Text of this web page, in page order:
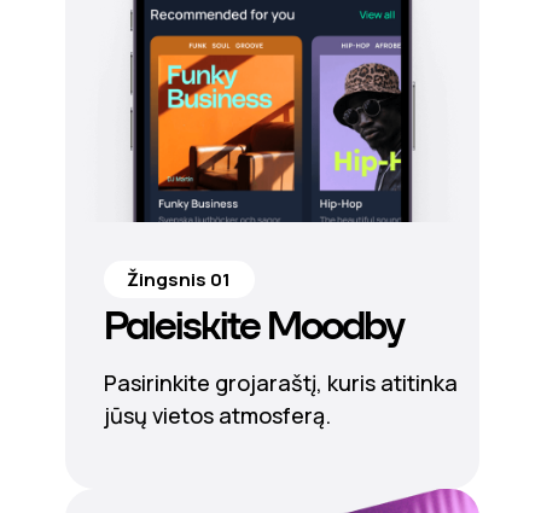
Paleiskite Moodby
Pasirinkite grojaraštį, kuris atitinka
jūsų vietos atmosferą.
Žingsnis 01